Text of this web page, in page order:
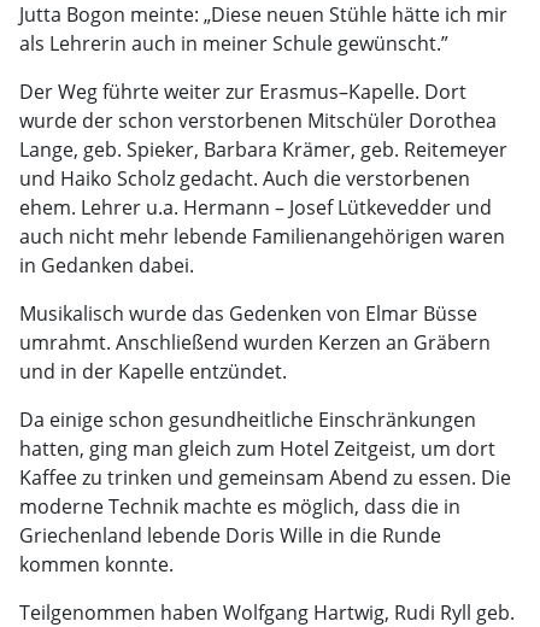
Jutta Bogon meinte: „Diese neuen Stühle hätte ich mir
als Lehrerin auch in meiner Schule gewünscht.”
Der Weg führte weiter zur Erasmus–Kapelle. Dort
wurde der schon verstorbenen Mitschüler Dorothea
Lange, geb. Spieker, Barbara Krämer, geb. Reitemeyer
und Haiko Scholz gedacht. Auch die verstorbenen
ehem. Lehrer u.a. Hermann – Josef Lütkevedder und
auch nicht mehr lebende Familienangehörigen waren
in Gedanken dabei.
Musikalisch wurde das Gedenken von Elmar Büsse
umrahmt. Anschließend wurden Kerzen an Gräbern
und in der Kapelle entzündet.
Da einige schon gesundheitliche Einschränkungen
hatten, ging man gleich zum Hotel Zeitgeist, um dort
Kaffee zu trinken und gemeinsam Abend zu essen. Die
moderne Technik machte es möglich, dass die in
Griechenland lebende Doris Wille in die Runde
kommen konnte.
Teilgenommen haben Wolfgang Hartwig, Rudi Ryll geb.